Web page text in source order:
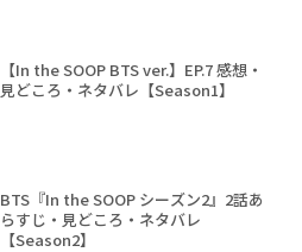
【In the SOOP BTS ver.】EP.7 感想・
見どころ・ネタバレ【Season1】
BTS『In the SOOP シーズン2』2話あ
らすじ・見どころ・ネタバレ
【Season2】